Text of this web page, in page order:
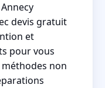
devis gratuit
et
pour vous
non